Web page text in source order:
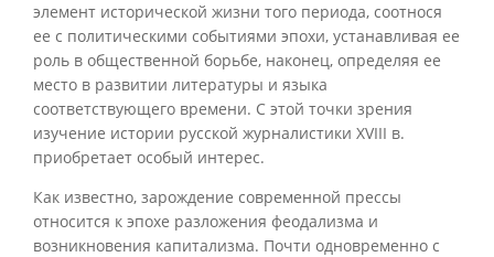
элемент исторической жизни того периода, соотнося
ее с политическими событиями эпохи, устанавливая ее
роль в общественной борьбе, наконец, определяя ее
место в развитии литературы и языка
соответствующего времени. С этой точки зрения
изучение истории русской журналистики XVIII в.
приобретает особый интерес.
Как известно, зарождение современной прессы
относится к эпохе разложения феодализма и
возникновения капитализма. Почти одновременно с